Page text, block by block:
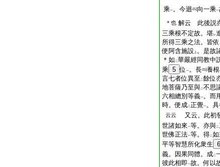
乘一。今迴 向一乘一
＊也 解云 此後説
三乘根不定故。堪レ
所得三乘之法。皆依
便阿含施設 上 。是故
＊如 二華嚴經同教中
乘 5 位 一。長
養
言七者位異至 二餘位
地菩薩乃至與二不思
六相總別等義一。而
時。便成二正覺一。具
云云
又云。此初
世諸如來一等。亦與二
世佛正法一等。得二
平等智慧所化衆生 6
義。因果同體。成二
彼此相即一故。何以